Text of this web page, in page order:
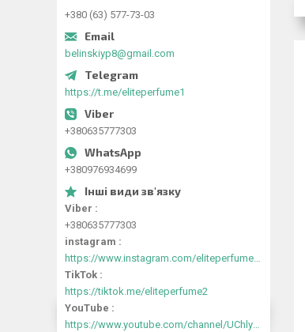
+380 (63) 577-73-03
belinskiyp8@gmail.com
https://t.me/eliteperfume1
+380635777303
+380976934699
Viber
+380635777303
instagram
https://www.instagram.com/eliteperfume2030/
TikTok
https://tiktok.me/eliteperfume2
YouTube
https://www.youtube.com/channel/UChlyrHV155UsxbND9N3hYJA